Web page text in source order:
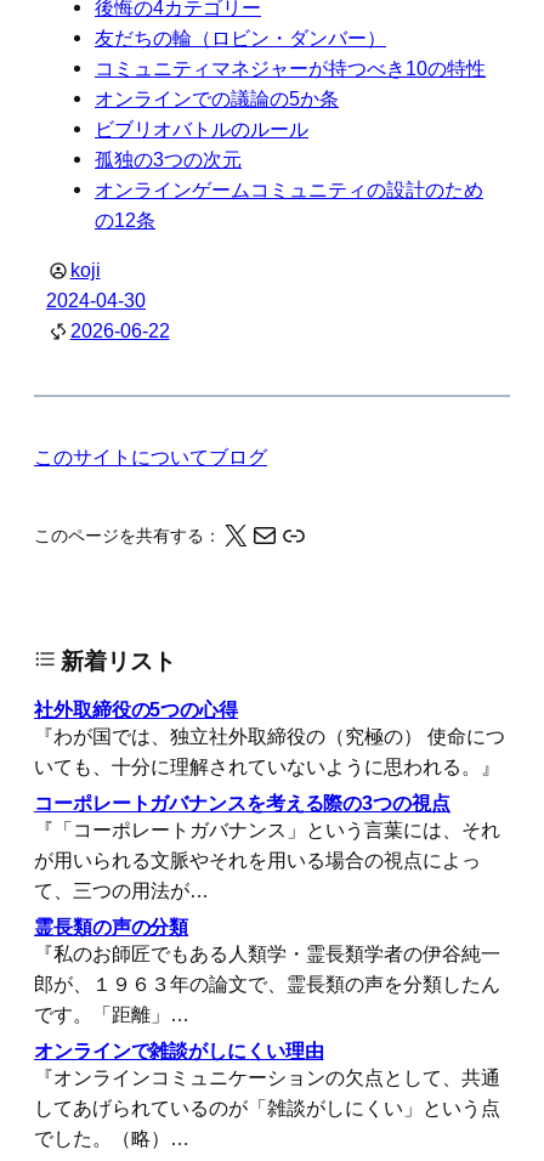
後悔の4カテゴリー
友だちの輪（ロビン・ダンバー）
コミュニティマネジャーが持つべき10の特性
オンラインでの議論の5か条
ビブリオバトルのルール
孤独の3つの次元
オンラインゲームコミュニティの設計のため
の12条
koji
2024-04-30
2026-06-22
このサイトについてブログ
このページを共有する： X メール このページの情報をクリップボードにコピーする
新着リスト
社外取締役の5つの心得
『わが国では、独立社外取締役の（究極の） 使命につ
いても、十分に理解されていないように思われる。』
コーポレートガバナンスを考える際の3つの視点
『「コーポレートガバナンス」という言葉には、それ
が用いられる文脈やそれを用いる場合の視点によっ
て、三つの用法が…
霊長類の声の分類
『私のお師匠でもある人類学・霊長類学者の伊谷純一
郎が、１９６３年の論文で、霊長類の声を分類したん
です。「距離」…
オンラインで雑談がしにくい理由
『オンラインコミュニケーションの欠点として、共通
してあげられているのが「雑談がしにくい」という点
でした。（略）…